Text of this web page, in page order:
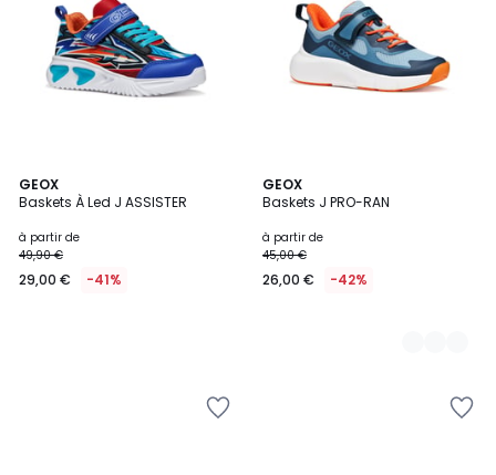
GEOX
Baskets À Led J ASSISTER
à partir de
49,90 €
29,00 € -41%
GEOX
Baskets J PRO-RAN
à partir de
45,00 €
26,00 € -42%
6
Couleurs